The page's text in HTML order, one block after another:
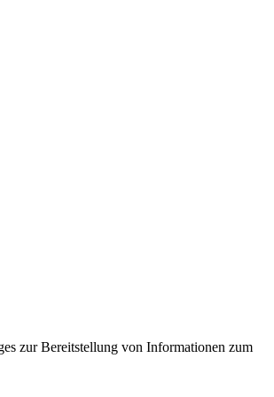
zur Bereitstellung von Informationen zum